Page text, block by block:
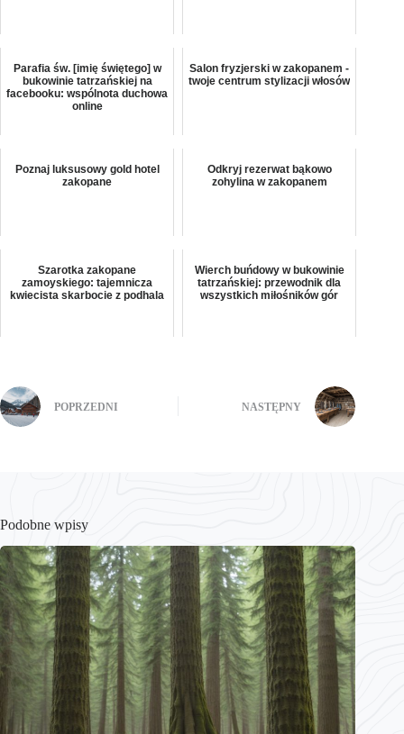
Parafia św. [imię świętego] w
bukowinie tatrzańskiej na
facebooku: wspólnota duchowa
online
Salon fryzjerski w zakopanem -
twoje centrum stylizacji włosów
Poznaj luksusowy gold hotel
zakopane
Odkryj rezerwat bąkowo
zohylina w zakopanem
Szarotka zakopane
zamoyskiego: tajemnicza
kwiecista skarbocie z podhala
Wierch buńdowy w bukowinie
tatrzańskiej: przewodnik dla
wszystkich miłośników gór
POPRZEDNI NASTĘPNY
Podobne wpisy